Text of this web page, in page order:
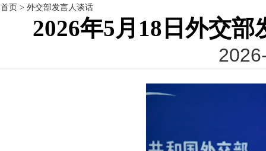
首页 > 外交部发言人谈话
2026年5月18日外交